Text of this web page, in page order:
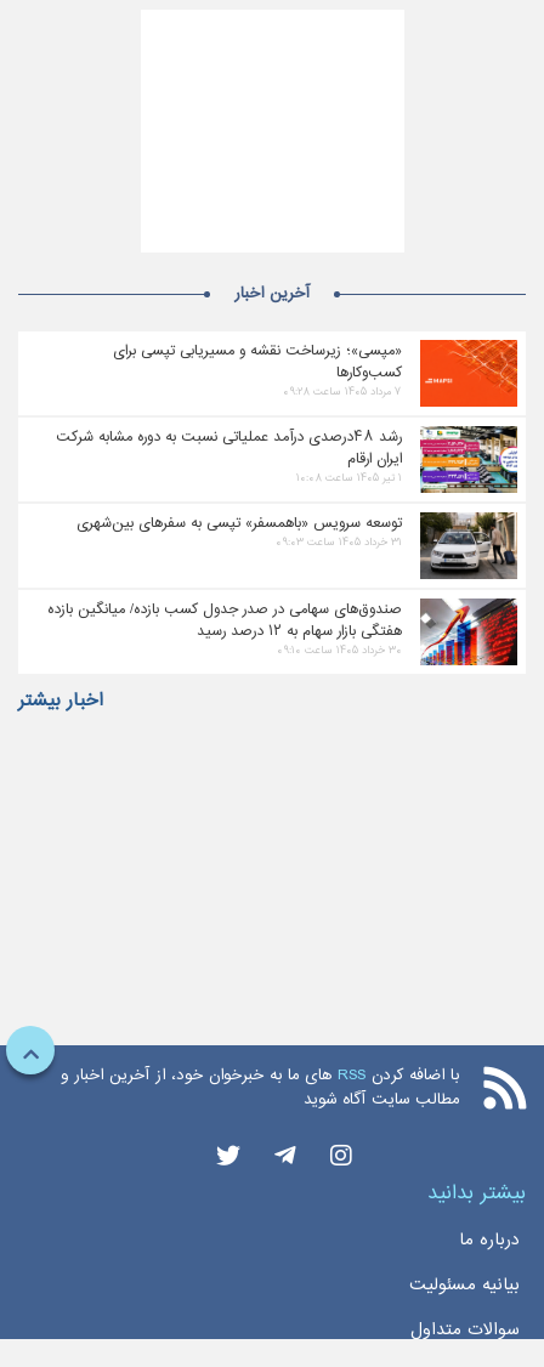
آخرین اخبار
«مپسی»؛ زیرساخت نقشه و مسیریابی تپسی برای
کسب‌وکارها
۷ مرداد ۱۴۰۵ ساعت ۰۹:۲۸
رشد ۴۸درصدی درآمد عملیاتی نسبت به دوره مشابه شرکت
ایران ارقام
۱ تیر ۱۴۰۵ ساعت ۱۰:۰۸
توسعه سرویس «باهمسفر» تپسی به سفرهای بین‌شهری
۳۱ خرداد ۱۴۰۵ ساعت ۰۹:۰۳
صندوق‌های سهامی در صدر جدول کسب بازده/ میانگین بازده
هفتگی بازار سهام به ۱۲ درصد رسید
۳۰ خرداد ۱۴۰۵ ساعت ۰۹:۱۰
اخبار بیشتر
با اضافه کردن RSS های ما به خبرخوان خود، از آخرین اخبار و
مطالب سایت آگاه شوید
بیشتر بدانید
درباره ما
بیانیه مسئولیت
سوالات متداول